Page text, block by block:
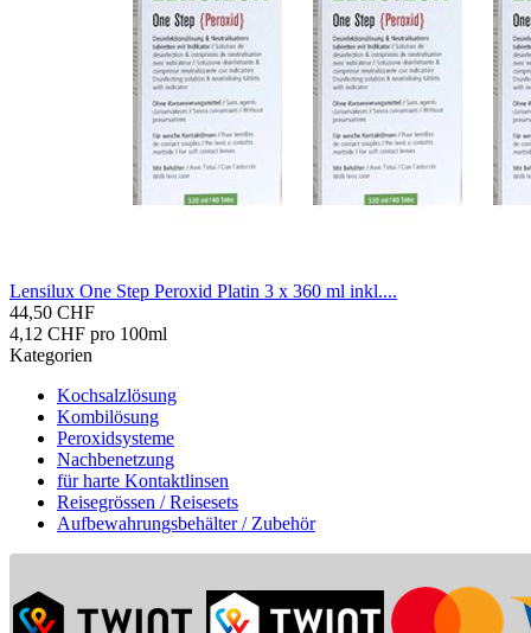
Len­si­lux One Step Per­oxid Pla­tin 3 x 360 ml inkl....
44,50 CHF
4,12 CHF pro 100ml
Kategorien
Kochsalzlösung
Kombilösung
Peroxidsysteme
Nachbenetzung
für harte Kontaktlinsen
Reisegrössen / Reisesets
Aufbewahrungsbehälter / Zubehör